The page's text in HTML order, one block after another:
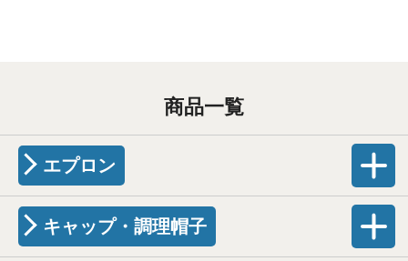
商品一覧
エプロン
キャップ・調理帽子